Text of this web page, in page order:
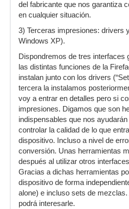
del fabricante que nos garantiza
en cualquier situación.
3) Terceras impresiones: drivers
Windows XP).
Dispondremos de tres interfaces
las distintas funciones de la
instalan junto con los drivers
tercera la instalamos
voy a entrar en detalles pero si
impresiones. Digamos que son
indispensables que nos
controlar la calidad de lo que
dispositivo. Incluso a nivel de
conversión. Unas herramientas
después al utilizar otros
Gracias a dichas herramientas
dispositivo de forma
alone) e incluso sets de
podrá interesarle.